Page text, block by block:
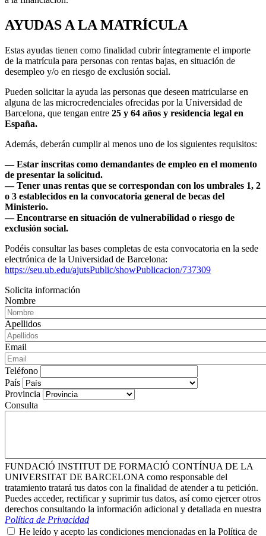
AYUDAS A LA MATRÍCULA
Estas ayudas tienen como finalidad cubrir íntegramente el importe
de la matrícula para personas con rentas bajas, en situación de
desempleo y/o en riesgo de exclusión social.
Pueden solicitar la ayuda las personas que deseen matricularse en
alguna de las microcredenciales ofrecidas por la Universidad de
Barcelona, que tengan entre 25 y 64 años y residencia legal en
España.
Además, deberán cumplir al menos uno de los siguientes requisitos:
— Estar inscritas como demandantes de empleo en el momento
de presentar la solicitud.
— Tener unas rentas que se correspondan con los umbrales 1, 2
o 3 establecidos en la convocatoria general de becas del
Ministerio.
— Encontrarse en situación de vulnerabilidad o riesgo de
exclusión social.
Podéis consultar las bases completas de esta convocatoria en la sede
electrónica de la Universidad de Barcelona:
https://seu.ub.edu/ajutsPublic/showPublicacion/737309
Solicita información
Nombre
Apellidos
Email
Teléfono
País
Provincia
Consulta
FUNDACIÓ INSTITUT DE FORMACIÓ CONTÍNUA DE LA
UNIVERSITAT DE BARCELONA como responsable del
tratamiento tratará tus datos con la finalidad de atender a tu petición.
Puedes acceder, rectificar y suprimir tus datos, así como ejercer otros
derechos consultando la información adicional y detallada en nuestra
Política de Privacidad
He leído y acepto las condiciones mencionadas en la Política de